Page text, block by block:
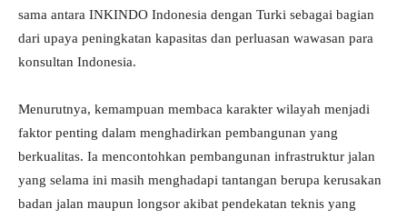
sama antara INKINDO Indonesia dengan Turki sebagai bagian
dari upaya peningkatan kapasitas dan perluasan wawasan para
konsultan Indonesia.
Menurutnya, kemampuan membaca karakter wilayah menjadi
faktor penting dalam menghadirkan pembangunan yang
berkualitas. Ia mencontohkan pembangunan infrastruktur jalan
yang selama ini masih menghadapi tantangan berupa kerusakan
badan jalan maupun longsor akibat pendekatan teknis yang